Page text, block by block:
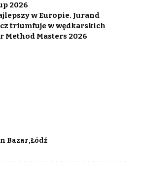
2026
w Europie. Jurand
triumfuje w wędkarskich
Method Masters 2026
Bazar Łódź